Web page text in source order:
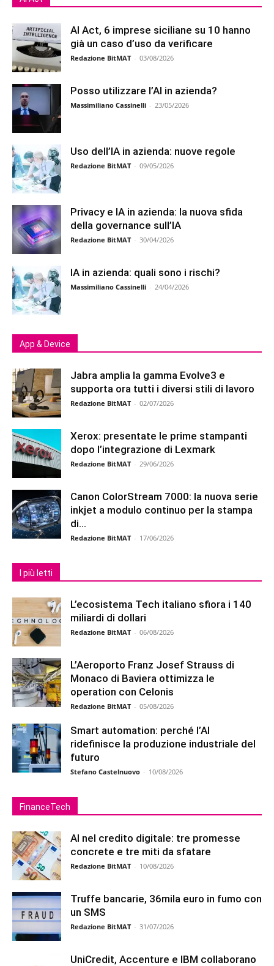
AI Act, 6 imprese siciliane su 10 hanno
già un caso d’uso da verificare
Redazione BitMAT - 03/08/2026
Posso utilizzare l’AI in azienda?
Massimiliano Cassinelli - 23/05/2026
Uso dell’IA in azienda: nuove regole
Redazione BitMAT - 09/05/2026
Privacy e IA in azienda: la nuova sfida
della governance sull’IA
Redazione BitMAT - 30/04/2026
IA in azienda: quali sono i rischi?
Massimiliano Cassinelli - 24/04/2026
App & Device
Jabra amplia la gamma Evolve3 e
supporta ora tutti i diversi stili di lavoro
Redazione BitMAT - 02/07/2026
Xerox: presentate le prime stampanti
dopo l’integrazione di Lexmark
Redazione BitMAT - 29/06/2026
Canon ColorStream 7000: la nuova serie
inkjet a modulo continuo per la stampa
di...
Redazione BitMAT - 17/06/2026
I più letti
L’ecosistema Tech italiano sfiora i 140
miliardi di dollari
Redazione BitMAT - 06/08/2026
L’Aeroporto Franz Josef Strauss di
Monaco di Baviera ottimizza le
operation con Celonis
Redazione BitMAT - 05/08/2026
Smart automation: perché l’AI
ridefinisce la produzione industriale del
futuro
Stefano Castelnuovo - 10/08/2026
FinanceTech
AI nel credito digitale: tre promesse
concrete e tre miti da sfatare
Redazione BitMAT - 10/08/2026
Truffe bancarie, 36mila euro in fumo con
un SMS
Redazione BitMAT - 31/07/2026
UniCredit, Accenture e IBM collaborano